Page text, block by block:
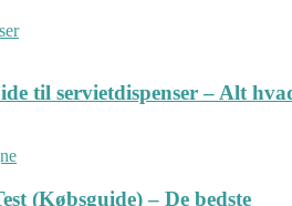
til servietdispenser – Alt
(Købsguide) – De bedste